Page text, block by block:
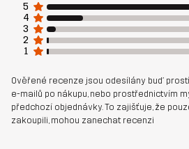
Udržitelnost Recyklované
Určeno pro KAŽDODENNÍ
Číslo výrobku 10864_2801
5
4
3
2
1
Ověřené recenze jsou odesílány buď
e-mailů po nákupu, nebo prostřednictvím
předchozí objednávky. To zajišťuje, že
zakoupili, mohou zanechat recenzi